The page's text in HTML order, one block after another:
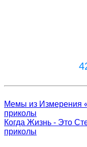
Мемы из Измерения
приколы
Когда Жизнь - Это
приколы